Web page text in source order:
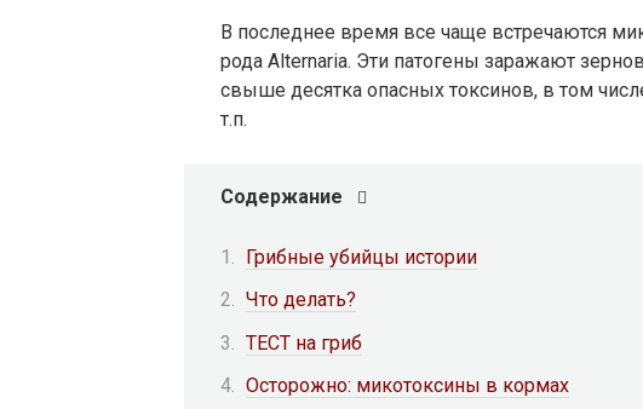
В последнее время все чаще встречаются
рода Alternaria. Эти патогены заражают
свыше десятка опасных токсинов, в том
т.п.
Содержание
Грибные убийцы истории
Что делать?
ТЕСТ на гриб
Осторожно: микотоксины в кормах